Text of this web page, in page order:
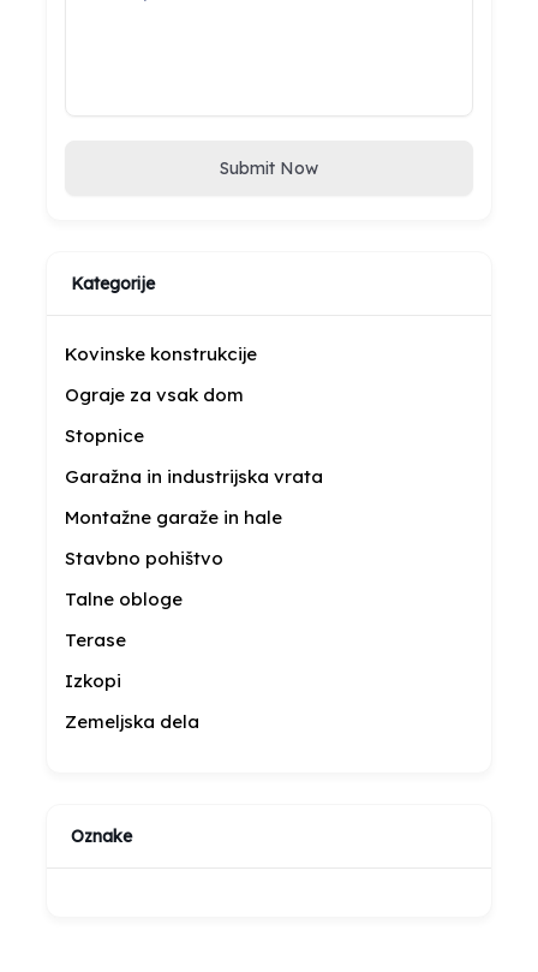
Submit Now
Kategorije
Kovinske konstrukcije
Ograje za vsak dom
Stopnice
Garažna in industrijska vrata
Montažne garaže in hale
Stavbno pohištvo
Talne obloge
Terase
Izkopi
Zemeljska dela
Oznake